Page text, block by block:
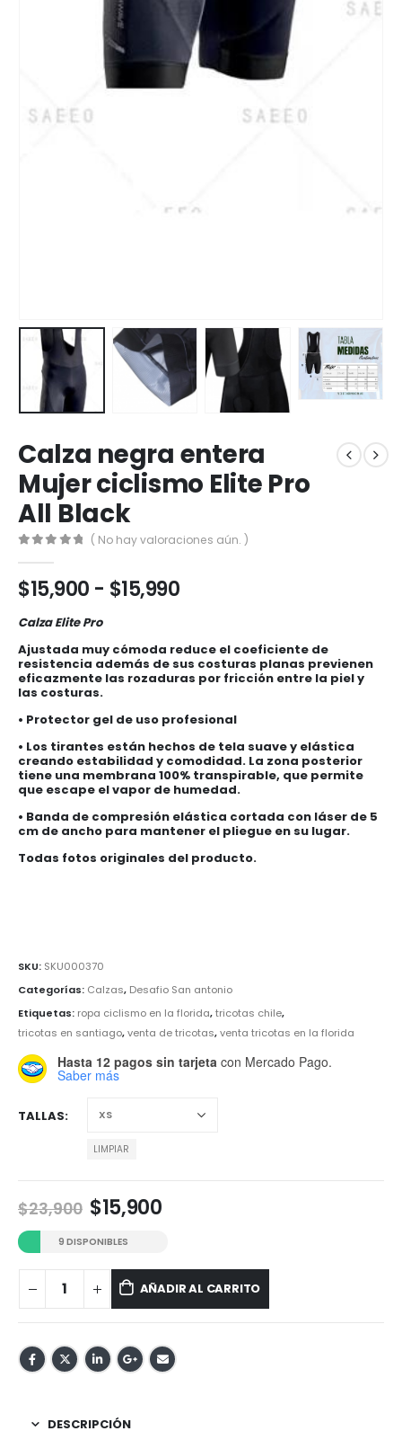
Calza negra entera
Mujer ciclismo Elite Pro
All Black
( No hay valoraciones aún. )
$15,900 - $15,990Rango
desde
$15,900
hasta
Calza Elite Pro
Ajustada muy cómoda reduce el coeficiente de
resistencia además de sus costuras planas previenen
eficazmente las rozaduras por fricción entre la piel y
las costuras.
• Protector gel de uso profesional
• Los tirantes están hechos de tela suave y elástica
creando estabilidad y comodidad. La zona posterior
tiene una membrana 100% transpirable, que permite
que escape el vapor de humedad.
• Banda de compresión elástica cortada con láser de 5
cm de ancho para mantener el pliegue en su lugar.
Todas fotos originales del producto.
SKU: SKU000370
Categorías: Calzas, Desafio San antonio
Etiquetas: ropa ciclismo en la florida,tricotas chile,
tricotas en santiago,venta de tricotas,venta tricotas en la florida
Hasta 12 pagos sin tarjeta con Mercado Pago.
Saber más
TALLAS
LIMPIAR
$23,900 El
precio
original
era:
$23,900.
$15,900El
es:
$15,900.
9 DISPONIBLES
AÑADIR AL CARRITO
DESCRIPCIÓN